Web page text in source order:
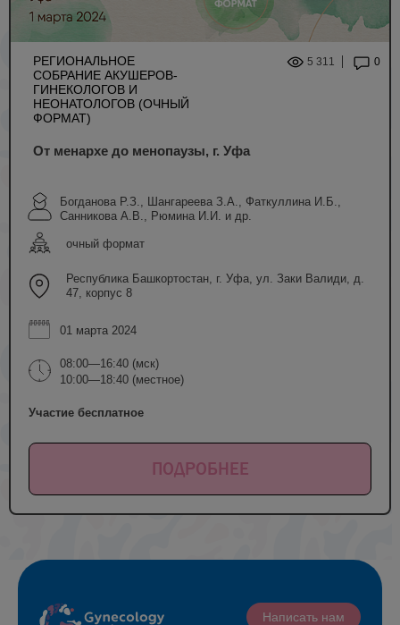
РЕГИОНАЛЬНОЕ
СОБРАНИЕ АКУШЕРОВ-
ГИНЕКОЛОГОВ И
НЕОНАТОЛОГОВ (ОЧНЫЙ
ФОРМАТ)
5 311 0
От менархе до менопаузы, г. Уфа
Богданова Р.З., Шангареева З.А., Фаткуллина И.Б.,
Санникова А.В., Рюмина И.И. и др.
очный формат
Республика Башкортостан, г. Уфа, ул. Заки Валиди, д.
47, корпус 8
01 марта 2024
08:00—16:40 (мск)
10:00—18:40 (местное)
Участие бесплатное
ПОДРОБНЕЕ
Написать нам